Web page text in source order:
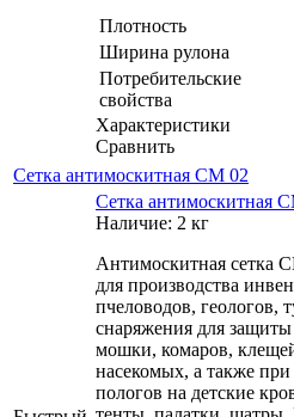
Плотность
Ширина рулона
Потребительские
свойства
Характеристики
Сравнить
Сетка антимоскитная СМ 02
Сетка антимоскитная
Наличие: 2 кг
Антимоскитная сетка
для производства
пчеловодов, геологов,
снаряжения для защиты
мошки, комаров,
насекомых, а также при
пологов на детские